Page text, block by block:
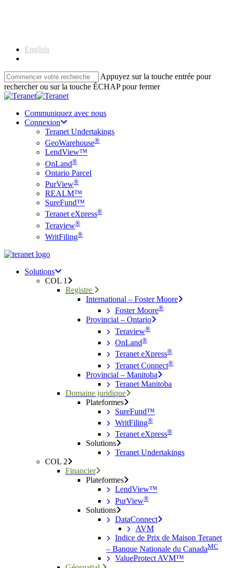
English
Appuyez sur la touche entrée pour
rechercher ou sur la touche ÉCHAP pour fermer
Close
Communiquez avec nous
Connexion
Teranet Undertakings
GeoWarehouse®
LendView™
OnLand®
Ontario Parcel
PurView®
REALM™
SureFund™
Teranet eXpress®
Teraview®
WritFiling®
Menu
search
Menu
Solutions
COL 1
Registre
International – Foster Moore
Foster Moore®
Provincial – Ontario
Teraview®
OnLand®
Teranet eXpress®
Teranet Connect®
Provincial – Manitoba
Teranet Manitoba
Domaine juridique
Plateformes
SureFund™
WritFiling®
Teranet eXpress®
Solutions
Teranet Undertakings
COL 2
Financier
Plateformes
LendView™
PurView®
Solutions
DataConnect
AVM
Indice de Prix de Maison Teranet
– Banque Nationale du CanadaMC
ValueProtect AVM™